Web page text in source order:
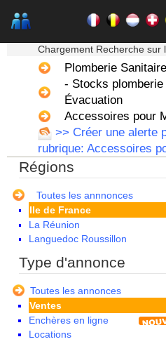
Chargement Recherche sur
Plomberie Sanitaire
- Stocks
Évacuation
Accessoires pour
>> Créer une alerte
rubrique: Accessoires
Régions
Toutes les annnonces
Alsace
Aquitaine
Auvergne
Basse Normandie
Bourgogne
Bretagne
Centre
Champagne Ardenne
Corse
Franche Comte - Suisse
Guadeloupe
Guyane
Haute Normandie
Ile de France
La Réunion
Languedoc Roussillon
Lorraine
Mayotte
Midi Pyrenees - Espagne -
Portugal
Nord Pas de Calais - Belgique -
Type d'annonce
Toutes les annonces
Ventes
Enchères en ligne
Locations